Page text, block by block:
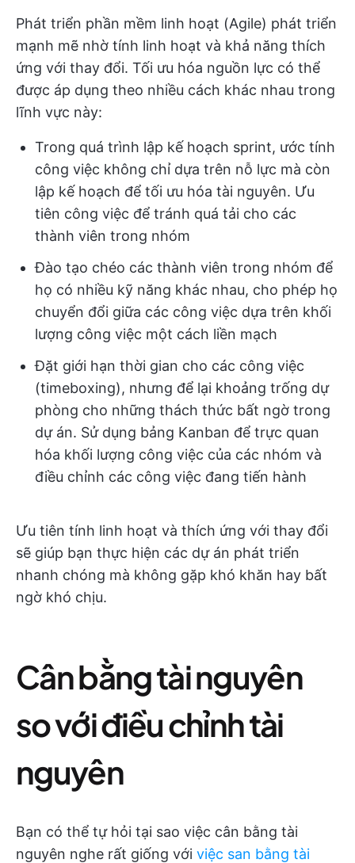
Phát triển phần mềm linh hoạt (Agile) phát triển
mạnh mẽ nhờ tính linh hoạt và khả năng thích
ứng với thay đổi. Tối ưu hóa nguồn lực có thể
được áp dụng theo nhiều cách khác nhau trong
lĩnh vực này:
Trong quá trình lập kế hoạch sprint, ước tính
công việc không chỉ dựa trên nỗ lực mà còn
lập kế hoạch để tối ưu hóa tài nguyên. Ưu
tiên công việc để tránh quá tải cho các
thành viên trong nhóm
Đào tạo chéo các thành viên trong nhóm để
họ có nhiều kỹ năng khác nhau, cho phép họ
chuyển đổi giữa các công việc dựa trên khối
lượng công việc một cách liền mạch
Đặt giới hạn thời gian cho các công việc
(timeboxing), nhưng để lại khoảng trống dự
phòng cho những thách thức bất ngờ trong
dự án. Sử dụng bảng Kanban để trực quan
hóa khối lượng công việc của các nhóm và
điều chỉnh các công việc đang tiến hành
Ưu tiên tính linh hoạt và thích ứng với thay đổi
sẽ giúp bạn thực hiện các dự án phát triển
nhanh chóng mà không gặp khó khăn hay bất
ngờ khó chịu.
Cân bằng tài nguyên
so với điều chỉnh tài
nguyên
Bạn có thể tự hỏi tại sao việc cân bằng tài
nguyên nghe rất giống với việc san bằng tài